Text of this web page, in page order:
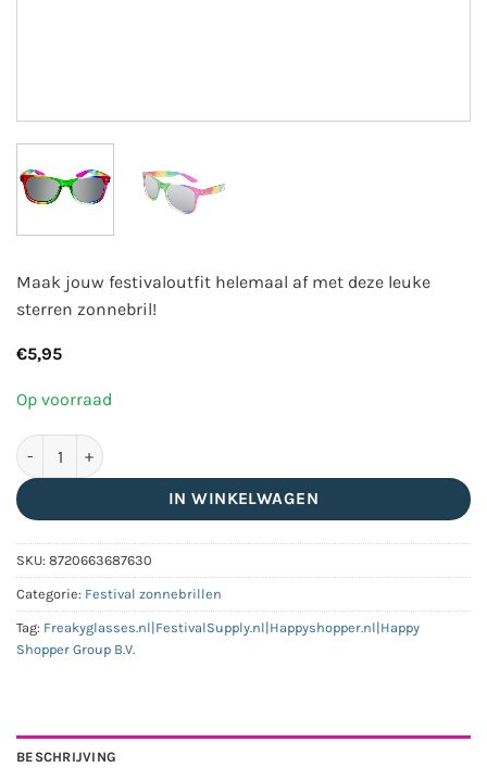
Maak jouw festivaloutfit helemaal af met deze leuke
sterren zonnebril!
€5,95
Op voorraad
Partybril classic regenboog aantal
IN WINKELWAGEN
SKU: 8720663687630
Categorie: Festival zonnebrillen
Tag: Freakyglasses.nl|FestivalSupply.nl|Happyshopper.nl|Happy
Shopper Group B.V.
BESCHRIJVING